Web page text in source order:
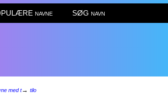
navne SØG navn
med t→ tilo